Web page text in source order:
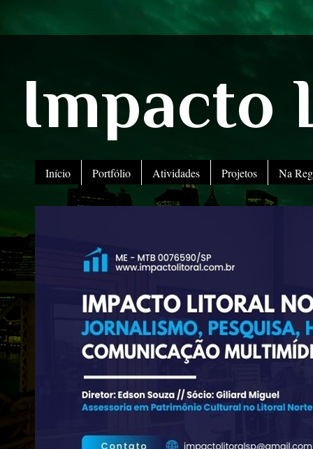
Impacto
Início Portfólio Atividades Projetos Na